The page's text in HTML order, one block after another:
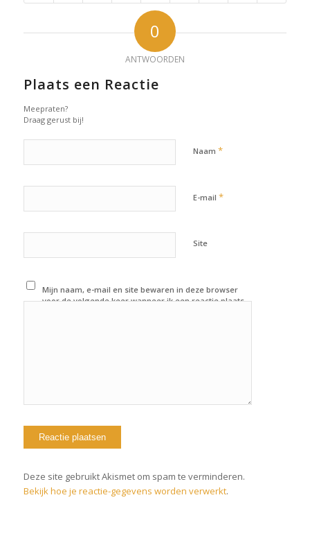
0
ANTWOORDEN
Plaats een Reactie
Meepraten?
Draag gerust bij!
Naam *
E-mail *
Site
Mijn naam, e-mail en site bewaren in deze browser
voor de volgende keer wanneer ik een reactie plaats.
Deze site gebruikt Akismet om spam te verminderen.
Bekijk hoe je reactie-gegevens worden verwerkt.